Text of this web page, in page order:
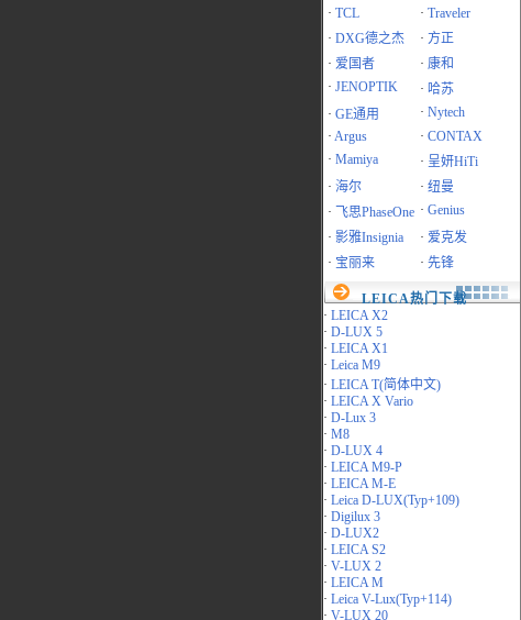
· TCL · Traveler
· DXG德之杰 · 方正
· 爱国者 · 康和
· JENOPTIK · 哈苏
· GE通用 · Nytech
· Argus · CONTAX
· Mamiya · 呈妍HiTi
· 海尔 · 纽曼
·
飞思PhaseOne · Genius
· 影雅Insignia · 爱克发
· 宝丽来 · 先锋
LEICA热门下载
· LEICA X2
· D-LUX 5
· LEICA X1
· Leica M9
· LEICA T(简体中文)
· LEICA X Vario
· D-Lux 3
· M8
· D-LUX 4
· LEICA M9-P
· LEICA M-E
· Leica D-LUX(Typ+109)
· Digilux 3
· D-LUX2
· LEICA S2
· V-LUX 2
· LEICA M
· Leica V-Lux(Typ+114)
· V-LUX 20